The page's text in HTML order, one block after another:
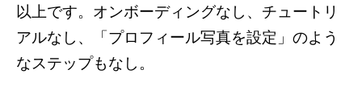
以上です。オンボーディングなし、チュートリ
アルなし、「プロフィール写真を設定」のよう
なステップもなし。